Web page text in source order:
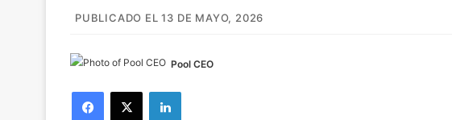
PUBLICADO EL 13 DE MAYO, 2026
Pool CEO